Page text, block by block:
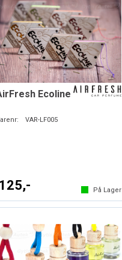
Ecoline
VAR-LF005
125,- På Lager